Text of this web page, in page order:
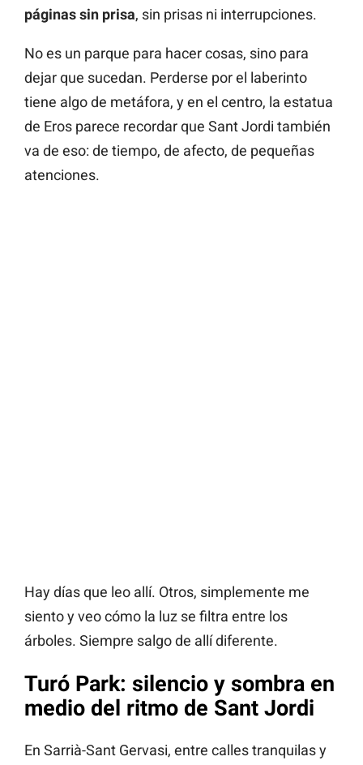
páginas sin prisa, sin prisas ni interrupciones.
No es un parque para hacer cosas, sino para
dejar que sucedan. Perderse por el laberinto
tiene algo de metáfora, y en el centro, la estatua
de Eros parece recordar que Sant Jordi también
va de eso: de tiempo, de afecto, de pequeñas
atenciones.
Hay días que leo allí. Otros, simplemente me
siento y veo cómo la luz se filtra entre los
árboles. Siempre salgo de allí diferente.
Turó Park: silencio y sombra en
medio del ritmo de Sant Jordi
En Sarrià-Sant Gervasi, entre calles tranquilas y